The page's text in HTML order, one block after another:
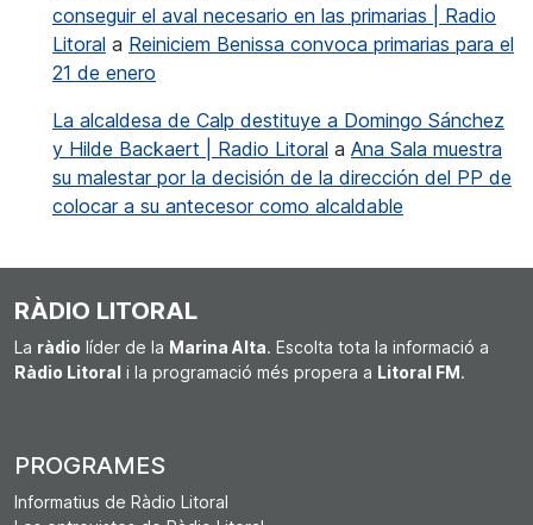
conseguir el aval necesario en las primarias | Radio
Litoral a Reiniciem Benissa convoca primarias para el
21 de enero
La alcaldesa de Calp destituye a Domingo Sánchez
y Hilde Backaert | Radio Litoral a Ana Sala muestra
su malestar por la decisión de la dirección del PP de
colocar a su antecesor como alcaldable
RÀDIO LITORAL
La ràdio líder de la Marina Alta. Escolta tota la informació a
Ràdio Litoral i la programació més propera a Litoral FM.
PROGRAMES
Informatius de Ràdio Litoral